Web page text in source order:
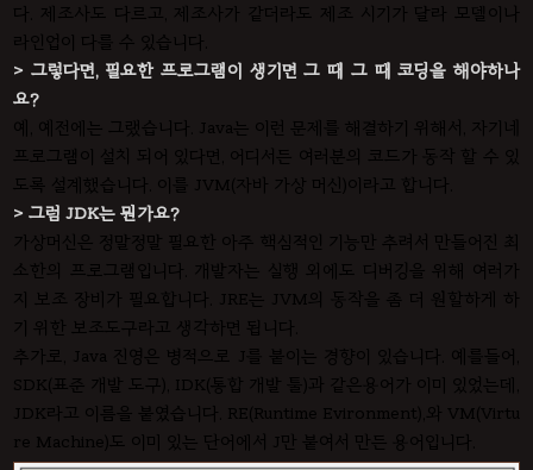
다. 제조사도 다르고, 제조사가 같더라도 제조 시기가 달라 모델이나
라인업이 다를 수 있습니다.
> 그렇다면, 필요한 프로그램이 생기면 그 때 그 때 코딩을 해야하나
요?
예, 예전에는 그랬습니다. Java는 이런 문제를 해결하기 위해서, 자기네
프로그램이 설치 되어 있다면, 어디서든 여러분의 코드가 동작 할 수 있
도록 설계했습니다. 이를 JVM(자바 가상 머신)이라고 합니다.
> 그럼 JDK는 뭔가요?
가상머신은 정말정말 필요한 아주 핵심적인 기능만 추려서 만들어진 최
소한의 프로그램입니다. 개발자는 실행 외에도 디버깅을 위해 여러가
지 보조 장비가 필요합니다. JRE는 JVM의 동작을 좀 더 원할하게 하
기 위한 보조도구라고 생각하면 됩니다.
추가로, Java 진영은 병적으로 J를 붙이는 경향이 있습니다. 예를들어,
SDK(표준 개발 도구), IDK(통합 개발 툴)과 같은용어가 이미 있었는데,
JDK라고 이름을 붙였습니다. RE(Runtime Evironment),와 VM(Virtu
re Machine)도 이미 있는 단어에서 J만 붙여서 만든 용어입니다.